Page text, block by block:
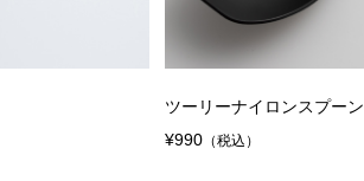
ツーリーナイロンスプーン
¥990 （税込）